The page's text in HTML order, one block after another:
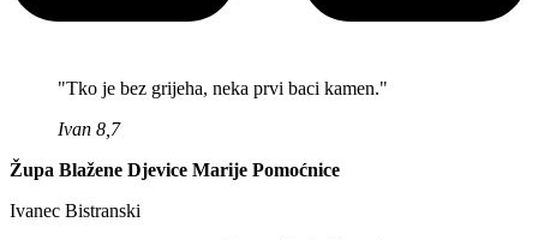
"Tko je bez grijeha, neka prvi baci kamen."
Ivan 8,7
Župa Blažene Djevice Marije Pomoćnice
Ivanec Bistranski